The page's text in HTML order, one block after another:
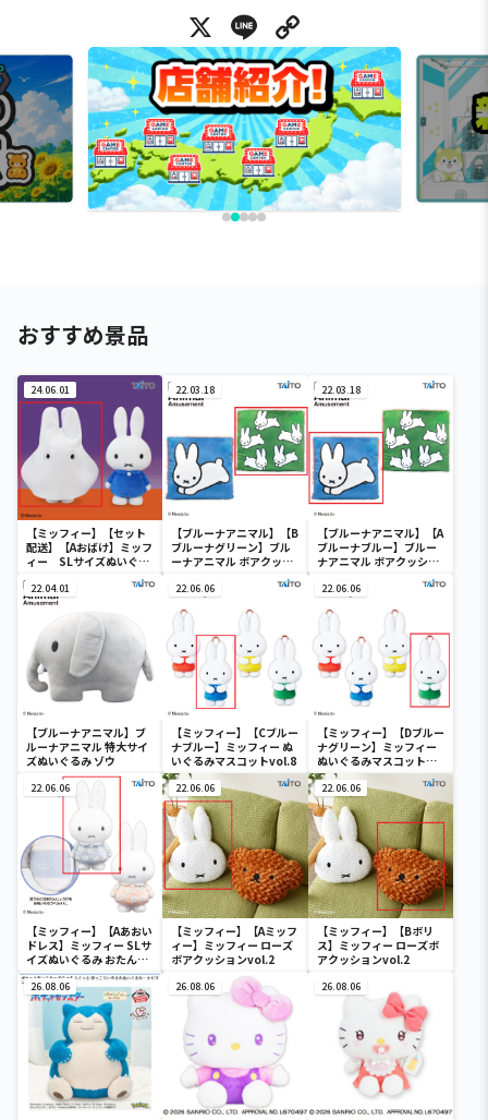
X Line
おすすめ景品
24.06.01
【ミッフィー】【セット
配送】【Aおばけ】ミッフ
ィー SLサイズぬいぐる
22.03.18
【ブルーナアニマル】【B
ブルーナグリーン】ブル
ーナアニマル ボアクッシ
22.03.18
【ブルーナアニマル】【A
ブルーナブルー】ブルー
ナアニマル ボアクッショ
22.04.01
【ブルーナアニマル】ブ
ルーナアニマル 特大サイ
ズぬいぐるみ ゾウ
22.06.06
【ミッフィー】【Cブルー
ナブルー】ミッフィー ぬ
いぐるみマスコットvol.8
22.06.06
【ミッフィー】【Dブルー
ナグリーン】ミッフィー
ぬいぐるみマスコット
vol.8
22.06.06
【ミッフィー】【Aあおい
ドレス】ミッフィー SLサ
イズぬいぐるみ おたんじ
ょうび 2022
22.06.06
【ミッフィー】【Aミッフ
ィー】ミッフィー ローズ
ボアクッションvol.2
22.06.06
【ミッフィー】【Bボリ
ス】ミッフィー ローズボ
アクッションvol.2
26.08.06 26.08.06 26.08.06